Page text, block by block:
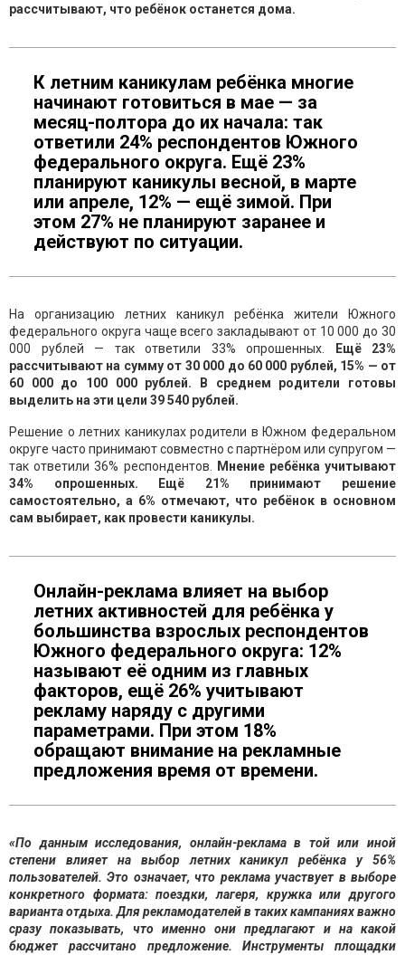
рассчитывают, что ребёнок останется дома.
К летним каникулам ребёнка многие
начинают готовиться в мае — за
месяц-полтора до их начала: так
ответили 24% респондентов Южного
федерального округа. Ещё 23%
планируют каникулы весной, в марте
или апреле, 12% — ещё зимой. При
этом 27% не планируют заранее и
действуют по ситуации.
На организацию летних каникул ребёнка жители Южного
федерального округа чаще всего закладывают от 10 000 до 30
000 рублей — так ответили 33% опрошенных.
Ещё 23%
рассчитывают на сумму от 30 000 до 60 000 рублей, 15% — от
60 000 до 100 000 рублей. В среднем родители готовы
выделить на эти цели 39 540 рублей.
Решение о летних каникулах родители в Южном федеральном
округе часто принимают совместно с партнёром или супругом —
так ответили 36% респондентов.
Мнение ребёнка учитывают
34% опрошенных. Ещё 21% принимают решение
самостоятельно, а 6% отмечают, что ребёнок в основном
сам выбирает, как провести каникулы.
Онлайн-реклама влияет на выбор
летних активностей для ребёнка у
большинства взрослых респондентов
Южного федерального округа: 12%
называют её одним из главных
факторов, ещё 26% учитывают
рекламу наряду с другими
параметрами. При этом 18%
обращают внимание на рекламные
предложения время от времени.
«По данным исследования, онлайн-реклама в той или иной
степени влияет на выбор летних каникул ребёнка у 56%
пользователей. Это означает, что реклама участвует в выборе
конкретного формата: поездки, лагеря, кружка или другого
варианта отдыха. Для рекламодателей в таких кампаниях важно
сразу показывать, что именно они предлагают и на какой
бюджет рассчитано предложение. Инструменты площадки